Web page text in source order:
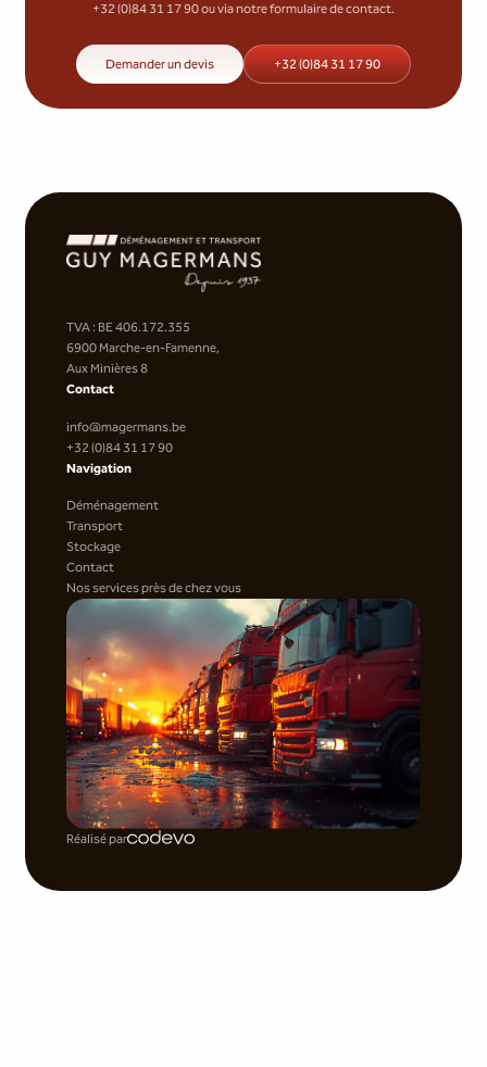
+32 (0)84 31 17 90 ou via notre formulaire de contact.
Demander un devis +32 (0)84 31 17 90
TVA : BE 406.172.355
6900 Marche-en-Famenne,
Aux Minières 8
Contact
info@magermans.be
+32 (0)84 31 17 90
Navigation
Déménagement
Transport
Stockage
Contact
Nos services près de chez vous
Réalisé par